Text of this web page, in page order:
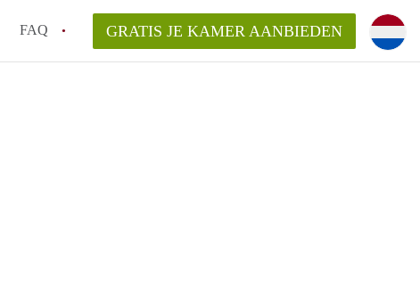
FAQ GRATIS JE KAMER AANBIEDEN